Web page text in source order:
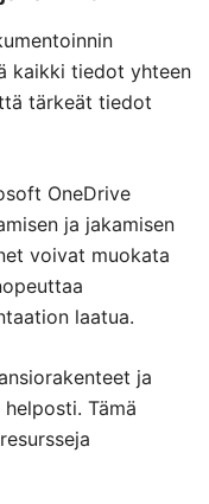
kaikki tiedot yhteen
tärkeät tiedot
OneDrive
ja jakamisen
voivat muokata
laatua.
ja
Tämä